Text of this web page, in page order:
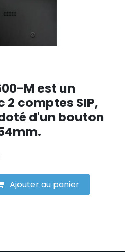
M est un
comptes SIP,
d'un bouton
Ajouter au panier